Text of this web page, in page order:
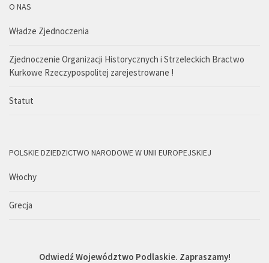
O NAS
Władze Zjednoczenia
Zjednoczenie Organizacji Historycznych i Strzeleckich Bractwo
Kurkowe Rzeczypospolitej zarejestrowane !
Statut
POLSKIE DZIEDZICTWO NARODOWE W UNII EUROPEJSKIEJ
Włochy
Grecja
Odwiedź Województwo Podlaskie. Zapraszamy!